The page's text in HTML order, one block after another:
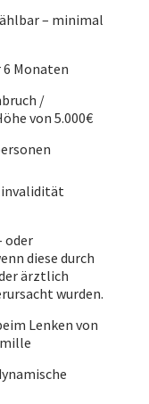
– minimal
Monaten
/
von 5.000€
oder
diese durch
ärztlich
wurden.
Lenken von